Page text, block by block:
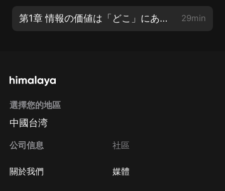
第1章 情報の価値は「どこ」にあるのか【6】 29min
選擇您的地區
中國台湾
公司信息
關於我們
社區
媒體